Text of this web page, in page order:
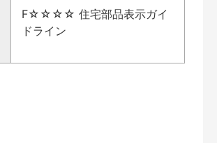
F☆☆☆☆ 住宅部品表示ガイ
ドライン